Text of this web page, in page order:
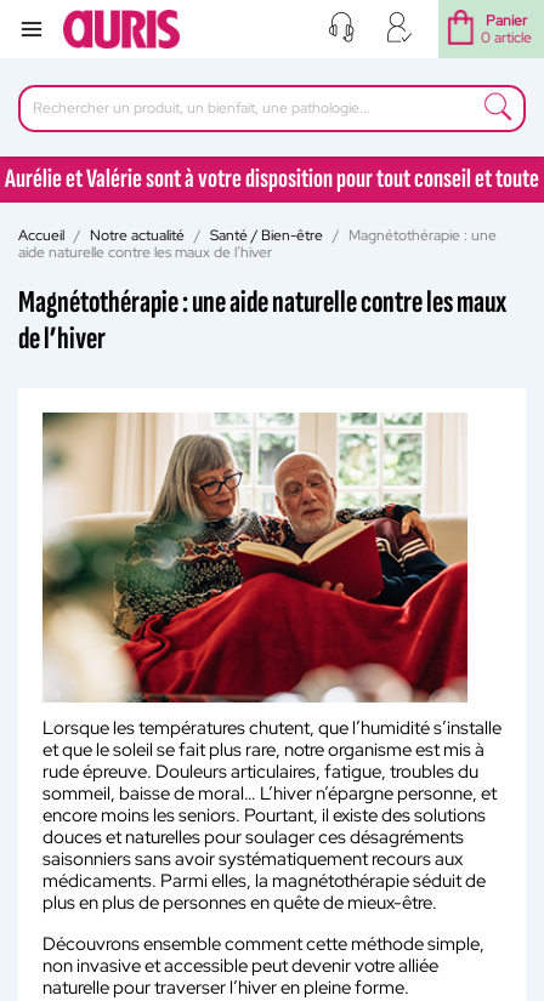
Panier
0 article
Aurélie et Valérie sont à votre disposition pour tout conseil et toute
question au 04 77 92 30 90
Aurélie et Valérie sont à votre disposition pour tout conseil et toute
Accueil Notre actualité Santé / Bien-être
Magnétothérapie : une
aide naturelle contre les maux de l’hiver
Magnétothérapie : une aide naturelle contre les maux
de l’hiver
Lorsque les températures chutent, que l’humidité s’installe
et que le soleil se fait plus rare, notre organisme est mis à
rude épreuve. Douleurs articulaires, fatigue, troubles du
sommeil, baisse de moral… L’hiver n’épargne personne, et
encore moins les seniors. Pourtant, il existe des solutions
douces et naturelles pour soulager ces désagréments
saisonniers sans avoir systématiquement recours aux
médicaments. Parmi elles, la magnétothérapie séduit de
plus en plus de personnes en quête de mieux-être.
Découvrons ensemble comment cette méthode simple,
non invasive et accessible peut devenir votre alliée
naturelle pour traverser l’hiver en pleine forme.